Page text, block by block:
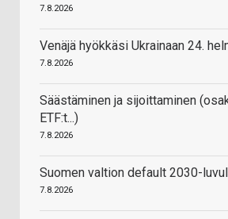
7.8.2026
Venäjä hyökkäsi Ukrainaan 24.
7.8.2026
Säästäminen ja sijoittaminen
ETF:t...)
7.8.2026
Suomen valtion default 2030-
7.8.2026